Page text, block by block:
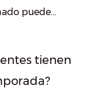
puede
tienen